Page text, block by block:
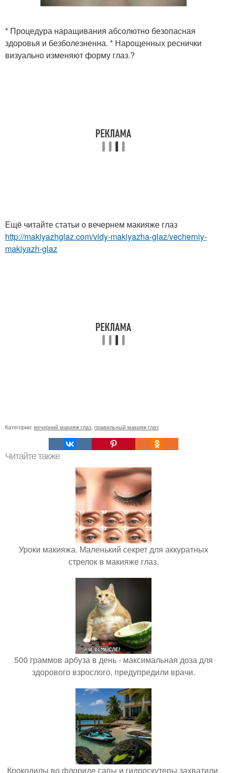
* Процедура наращивания абсолютно безопасная
здоровья и безболезненна. * Нарощенных реснички
визуально изменяют форму глаз.?
Ещё читайте статьи о вечернем макияже глаз
http://makiyazhglaz.com/vidy-makiyazha-glaz/vecherniy-
makiyazh-glaz
Категории: вечерний макияж глаз правильный макияж глаз
Читайте также
Уроки макияжа. Маленький секрет для аккуратных
стрелок в макияже глаз.
500 граммов арбуза в день - максимальная доза для
здорового взрослого, предупредили врачи.
Крокодилы во флориде сапы и гидроскутеры захватили.